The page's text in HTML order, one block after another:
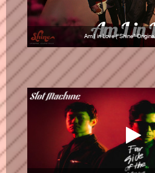
Am I in Love (“Shine”